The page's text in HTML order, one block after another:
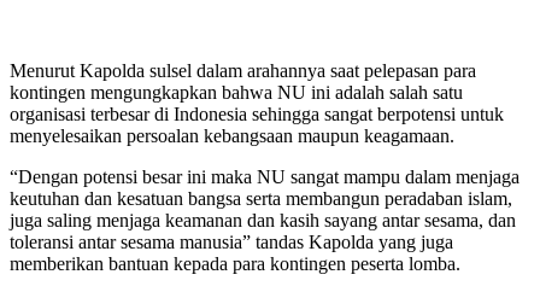
Menurut Kapolda sulsel dalam arahannya saat pelepasan para
kontingen mengungkapkan bahwa NU ini adalah salah satu
organisasi terbesar di Indonesia sehingga sangat berpotensi untuk
menyelesaikan persoalan kebangsaan maupun keagamaan.
“Dengan potensi besar ini maka NU sangat mampu dalam menjaga
keutuhan dan kesatuan bangsa serta membangun peradaban islam,
juga saling menjaga keamanan dan kasih sayang antar sesama, dan
toleransi antar sesama manusia” tandas Kapolda yang juga
memberikan bantuan kepada para kontingen peserta lomba.